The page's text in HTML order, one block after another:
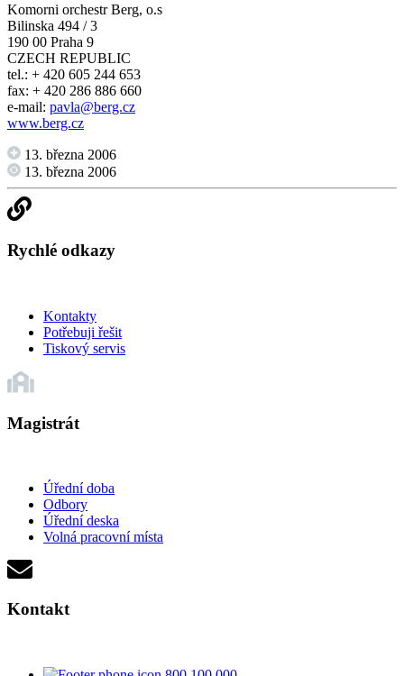
Komorni orchestr Berg, o.s
Bilinska 494 / 3
190 00 Praha 9
CZECH REPUBLIC
tel.: + 420 605 244 653
fax: + 420 286 886 660
e-mail: pavla@berg.cz
www.berg.cz
13. března 2006
13. března 2006
Rychlé odkazy
Kontakty
Potřebuji řešit
Tiskový servis
Magistrát
Úřední doba
Odbory
Úřední deska
Volná pracovní místa
Kontakt